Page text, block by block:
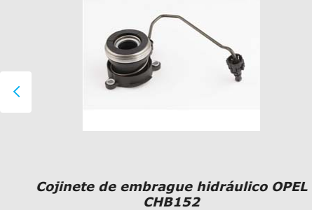

Cojinete de embrague hidráulico OPEL
CHB152